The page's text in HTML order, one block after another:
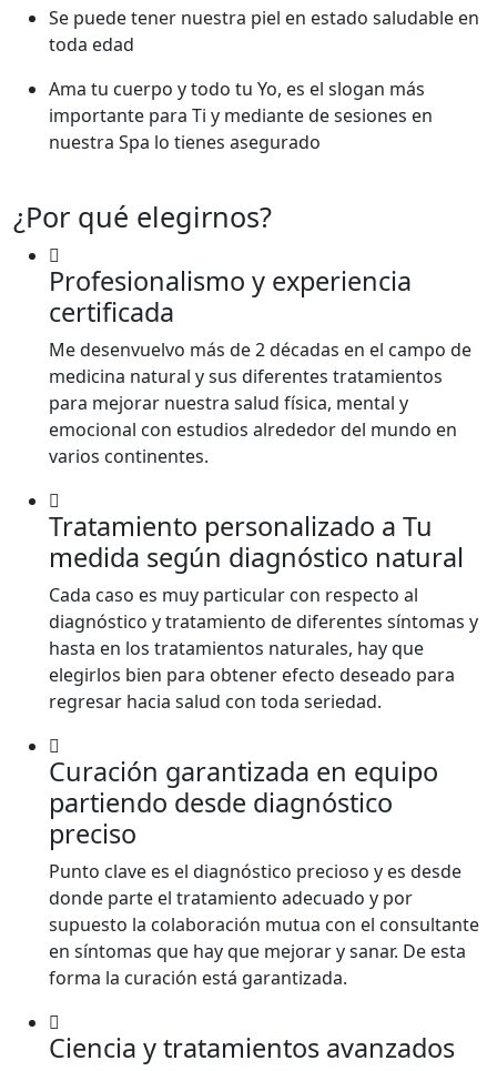
Se puede tener nuestra piel en estado saludable en
toda edad
Ama tu cuerpo y todo tu Yo, es el slogan más
importante para Ti y mediante de sesiones en
nuestra Spa lo tienes asegurado
¿Por qué elegirnos?
Profesionalismo y experiencia
certificada
Me desenvuelvo más de 2 décadas en el campo de
medicina natural y sus diferentes tratamientos
para mejorar nuestra salud física, mental y
emocional con estudios alrededor del mundo en
varios continentes.
Tratamiento personalizado a Tu
medida según diagnóstico natural
Cada caso es muy particular con respecto al
diagnóstico y tratamiento de diferentes síntomas y
hasta en los tratamientos naturales, hay que
elegirlos bien para obtener efecto deseado para
regresar hacia salud con toda seriedad.
Curación garantizada en equipo
partiendo desde diagnóstico
preciso
Punto clave es el diagnóstico precioso y es desde
donde parte el tratamiento adecuado y por
supuesto la colaboración mutua con el consultante
en síntomas que hay que mejorar y sanar. De esta
forma la curación está garantizada.
Ciencia y tratamientos avanzados